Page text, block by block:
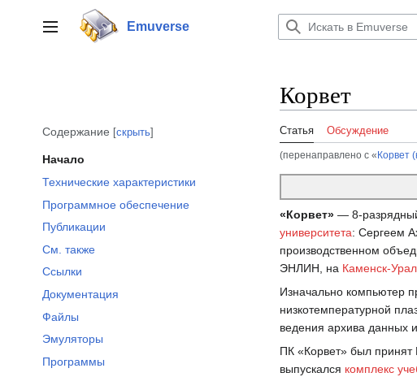
к
содержанию
Переключить боковую панель
Emuverse
Содержание скрыть
Начало
Технические характеристики
Программное обеспечение
Публикации
См. также
Ссылки
Документация
Файлы
Эмуляторы
Программы
Корвет
Статья Обсуждение
(перенаправлено с «Корвет
«Корвет» — 8-
университета: Сергеем
производственном
ЭНЛИН, на Каменск-
Изначально компьютер
низкотемпературной
ведения архива данных
ПК «Корвет» был принят
выпускался комплекс